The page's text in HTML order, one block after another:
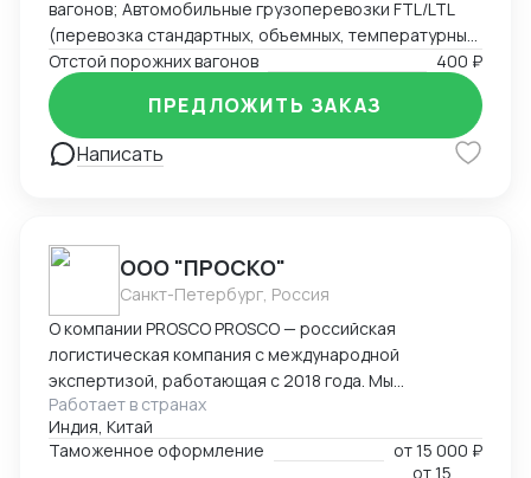
вагонов; Автомобильные грузоперевозки FTL/LTL
(перевозка стандартных, объемных, температурных
и сборных грузов); Железнодорожные перевозки
FCL/LCL — комплексные услуги с гарантией качества
и соблюдением сроков.
Отстой порожних вагонов 400 ₽
Написать
ПРЕДЛОЖИТЬ ЗАКАЗ
ООО "ПРОСКО"
Санкт-Петербург, Россия
О компании PROSCO PROSCO — российская
логистическая компания с международной
экспертизой, работающая с 2018 года. Мы
предоставляем полный цикл логистических и
внешнеэкономических услуг: от международных
перевозок и таможенного оформления до
Работает в странах
Индия, Китай
Таможенное оформление
от15 000 ₽
от15